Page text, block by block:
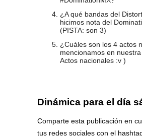
¿A qué bandas del
hicimos nota del
(PISTA: son 3)
¿Cuáles son los 4 actos
mencionamos en
Actos nacionales :v )
Dinámica para el día
Comparte esta publicación en
tus redes sociales con el